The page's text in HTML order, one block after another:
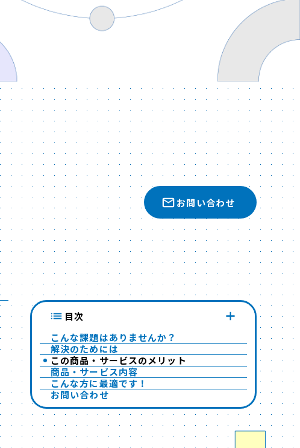
お問い合わせ
目次
こんな課題はありませんか？
解決のためには
この商品・サービスのメリット
商品・サービス内容
こんな方に最適です！
お問い合わせ